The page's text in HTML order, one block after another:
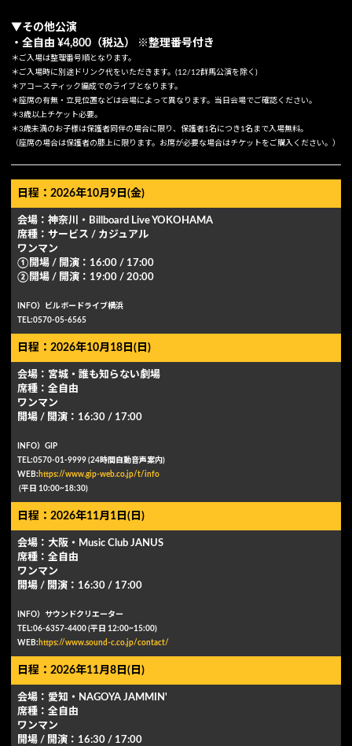
▼その他公演
・全⾃由 ¥4,800（税込） ※整理番号付き
＊ご入場は整理番号順となります。
＊ご入場時に別途ドリンク代をいただきます。(12/12群馬公演を除く)
＊アコースティック編成でのライブとなります。
＊座席の有無・立見位置などは会場によって異なります。当日会場でご確認ください。
＊3歳以上チケット必要。
＊3歳未満のお子様は保護者同伴の場合に限り、保護者1名につき1名まで入場無料。
（座席の場合は保護者の膝上に限ります。お席が必要な場合はチケットをご購入ください。）
日程：2026年10月9日(金)
会場：神奈川・Billboard Live YOKOHAMA
席種：サービス / カジュアル
ワンマン
①開場 / 開演：16:00 / 17:00
②開場 / 開演：19:00 / 20:00
INFO）ビルボードライブ横浜
TEL:0570-05-6565
日程：2026年10月18日(日)
会場：宮城・誰も知らない劇場
席種：全自由
ワンマン
開場 / 開演：16:30 / 17:00
INFO）GIP
TEL:0570-01-9999 (24時間⾃動⾳声案内)
WEB: https://www.gip-web.co.jp/t/info
(平⽇ 10:00~18:30)
日程：2026年11月1日(日)
会場：⼤阪・Music Club JANUS
席種：全自由
ワンマン
開場 / 開演：16:30 / 17:00
INFO）サウンドクリエーター
TEL:06-6357-4400 (平⽇ 12:00~15:00)
WEB: https://www.sound-c.co.jp/contact/
日程：2026年11月8日(日)
会場：愛知・NAGOYA JAMMIN'
席種：全自由
ワンマン
開場 / 開演：16:30 / 17:00